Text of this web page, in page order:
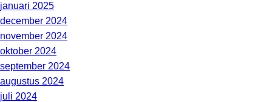
januari 2025
december 2024
november 2024
oktober 2024
september 2024
augustus 2024
juli 2024